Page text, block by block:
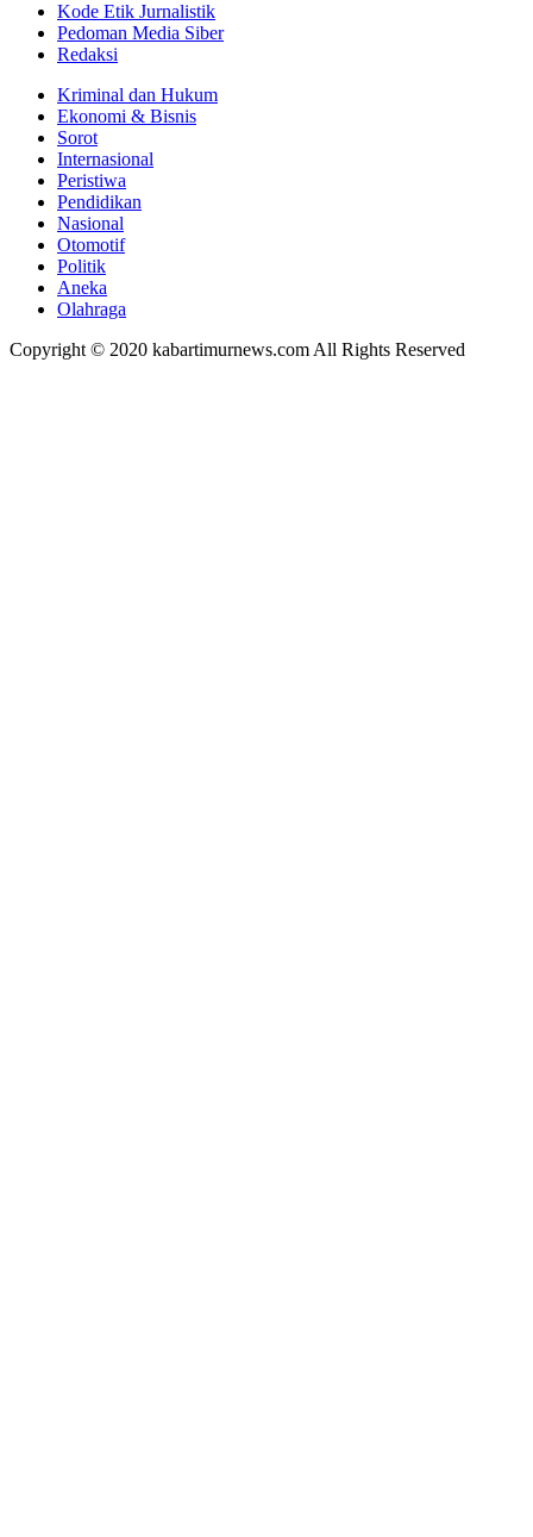
Kode Etik Jurnalistik
Pedoman Media Siber
Redaksi
Kriminal dan Hukum
Ekonomi & Bisnis
Sorot
Internasional
Peristiwa
Pendidikan
Nasional
Otomotif
Politik
Aneka
Olahraga
Copyright © 2020 kabartimurnews.com All Rights Reserved